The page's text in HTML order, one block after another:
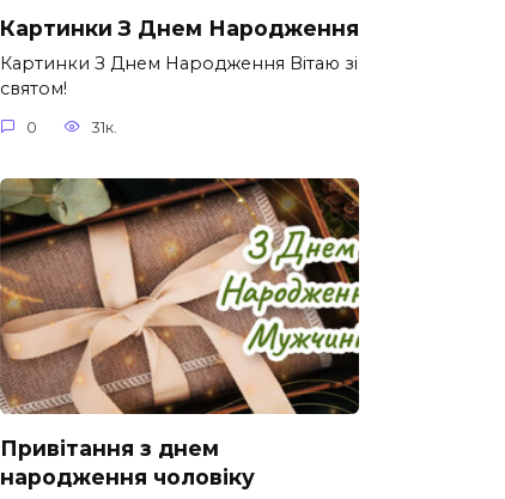
Картинки З Днем Народження
Картинки З Днем Народження Вітаю зі
святом!
0 31к.
Привітання з днем
народження чоловіку